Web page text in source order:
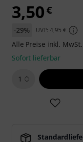
3,50€
-29% UVP: 4,95 €
Alle Preise inkl. MwSt.
Sofort lieferbar
1